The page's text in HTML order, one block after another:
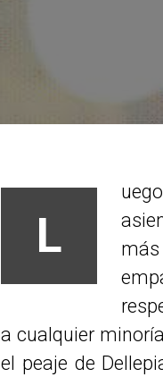
L
a cualquier
el peaje de